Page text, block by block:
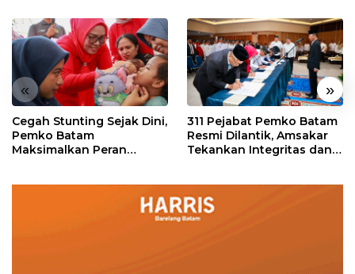
« »
Cegah Stunting Sejak Dini,
Pemko Batam
Maksimalkan Peran
311 Pejabat Pemko Batam
Resmi Dilantik, Amsakar
Tekankan Integritas dan